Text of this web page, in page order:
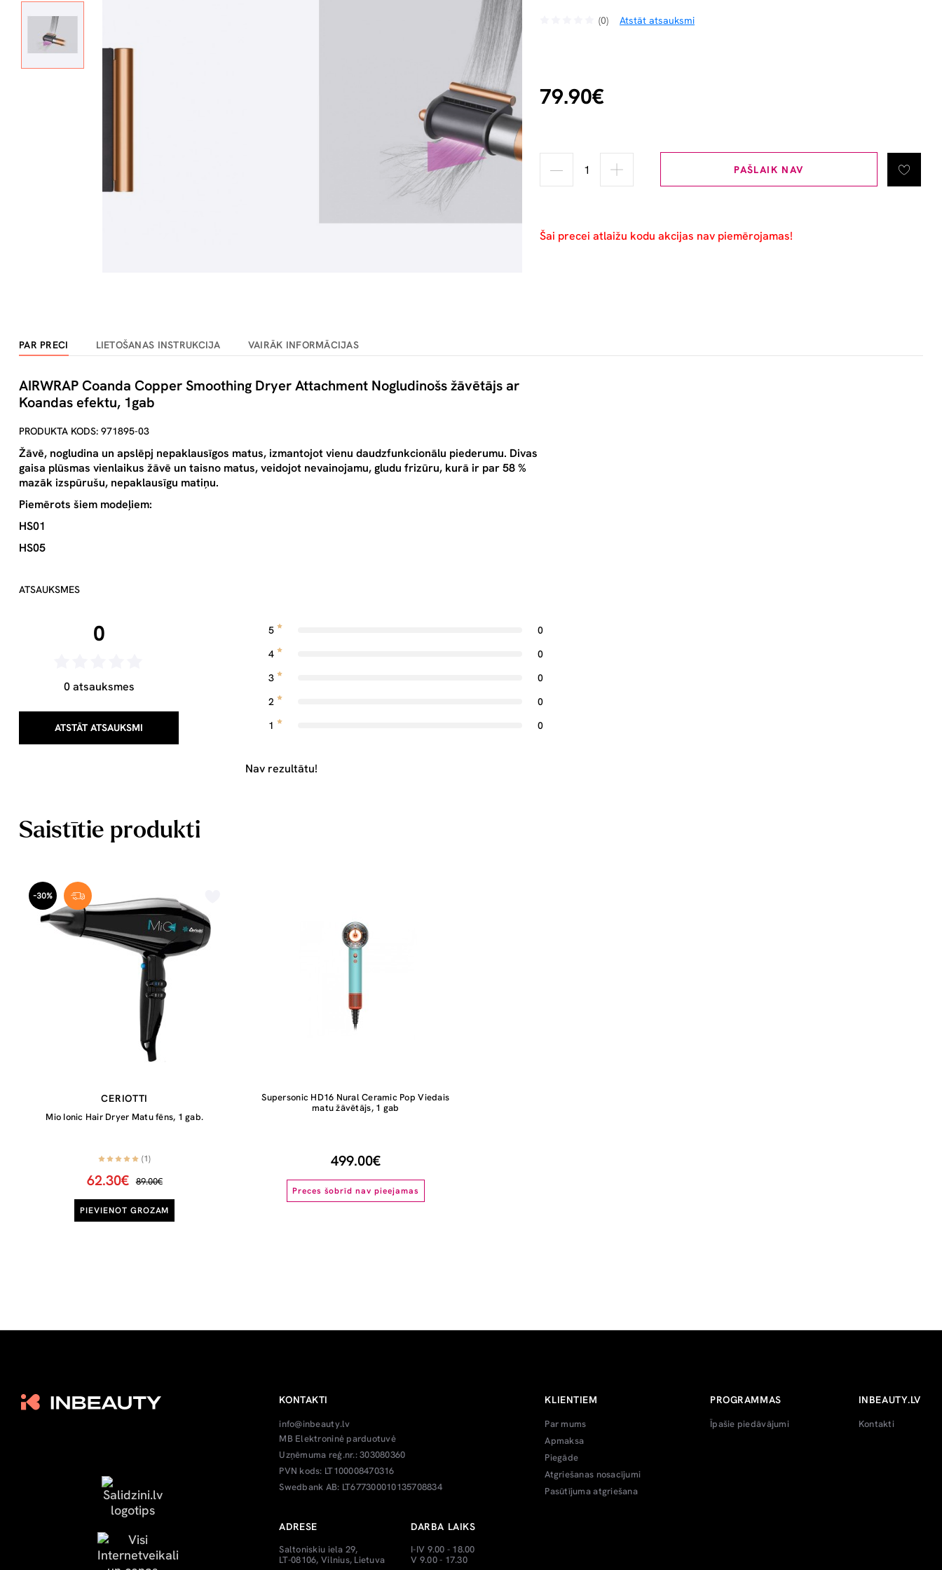
(0) Atstāt atsauksmi
79.90€
PAŠLAIK NAV
Šai precei atlaižu kodu akcijas nav piemērojamas!
PAR PRECI LIETOŠANAS INSTRUKCIJA VAIRĀK INFORMĀCIJAS
AIRWRAP Coanda Copper Smoothing Dryer Attachment Nogludinošs žāvētājs ar
Koandas efektu, 1gab
PRODUKTA KODS: 971895-03
Žāvē, nogludina un apslēpj nepaklausīgos matus, izmantojot vienu daudzfunkcionālu piederumu. Divas
gaisa plūsmas vienlaikus žāvē un taisno matus, veidojot nevainojamu, gludu frizūru, kurā ir par 58 %
mazāk izspūrušu, nepaklausīgu matiņu.
Piemērots šiem modeļiem:
HS01
HS05
ATSAUKSMES
0
0 atsauksmes
ATSTĀT ATSAUKSMI
5
0
4
0
3
0
2
0
1
0
Nav rezultātu!
Saistītie produkti
-30%
CERIOTTI
Mio Ionic Hair Dryer Matu fēns, 1 gab.
(1)
62.30€ 89.00€
PIEVIENOT GROZAM
Supersonic HD16 Nural Ceramic Pop Viedais
matu žāvētājs, 1 gab
499.00€
Preces šobrīd nav pieejamas
KONTAKTI
info@inbeauty.lv
MB Elektroninė parduotuvė
Uzņēmuma reģ.nr.: 303080360
PVN kods: LT100008470316
Swedbank AB: LT677300010135708834
ADRESE
Saltoniskiu iela 29,
LT-08106, Vilnius, Lietuva
DARBA LAIKS
I-IV 9.00 - 18.00
V 9.00 - 17.30
KLIENTIEM
Par mums
Apmaksa
Piegāde
Atgriešanas nosacījumi
Pasūtījuma atgriešana
PROGRAMMAS
Īpašie piedāvājumi
INBEAUTY.LV
Kontakti